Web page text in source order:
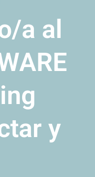
a al
y